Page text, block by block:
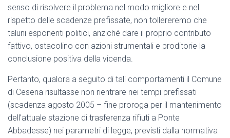
senso di risolvere il problema nel modo migliore e nel
rispetto delle scadenze prefissate, non tollereremo che
taluni esponenti politici, anziché dare il proprio contributo
fattivo, ostacolino con azioni strumentali e proditorie la
conclusione positiva della vicenda.
Pertanto, qualora a seguito di tali comportamenti il Comune
di Cesena risultasse non rientrare nei tempi prefissati
(scadenza agosto 2005 – fine proroga per il mantenimento
dell’attuale stazione di trasferenza rifiuti a Ponte
Abbadesse) nei parametri di legge, previsti dalla normativa